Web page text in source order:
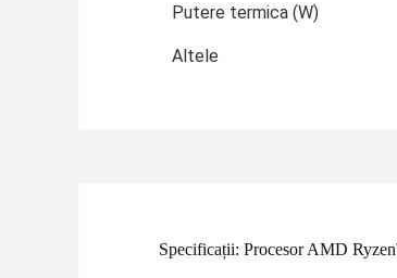
Putere termica (W)
Altele
Specificații: Procesor AMD